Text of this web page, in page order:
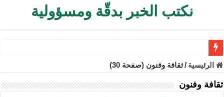
نكتب الخبر بدقّة ومسؤولية
الأمن الداخلي يعثر على مقبرة جماعية في ريف اللاذقية تضم 9 جثامين
الوزير الشيباني يبحث في باريس تعزيز الاستقرار في سوريا
الرئيسية /ثقافة وفنون (صفحة 30)
ثقافة وفنون